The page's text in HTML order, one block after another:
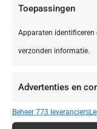
Toepassingen
Apparaten
verzonden informatie.
Advertenties en
Beheer 773 leveranciers
NL, Friesland
Friesland